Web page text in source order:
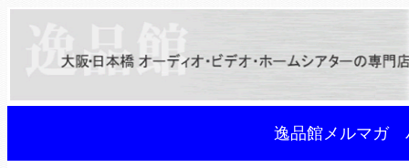
逸品館メルマガ